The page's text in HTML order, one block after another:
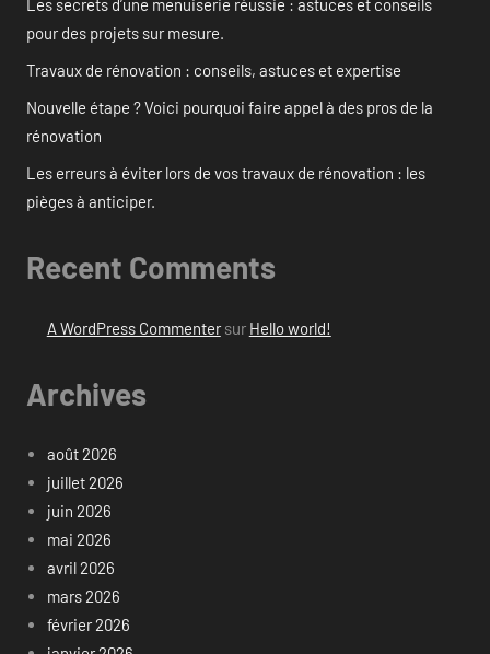
Les secrets d’une menuiserie réussie : astuces et conseils
pour des projets sur mesure.
Travaux de rénovation : conseils, astuces et expertise
Nouvelle étape ? Voici pourquoi faire appel à des pros de la
rénovation
Les erreurs à éviter lors de vos travaux de rénovation : les
pièges à anticiper.
Recent Comments
A WordPress Commentersur Hello world!
Archives
août 2026
juillet 2026
juin 2026
mai 2026
avril 2026
mars 2026
février 2026